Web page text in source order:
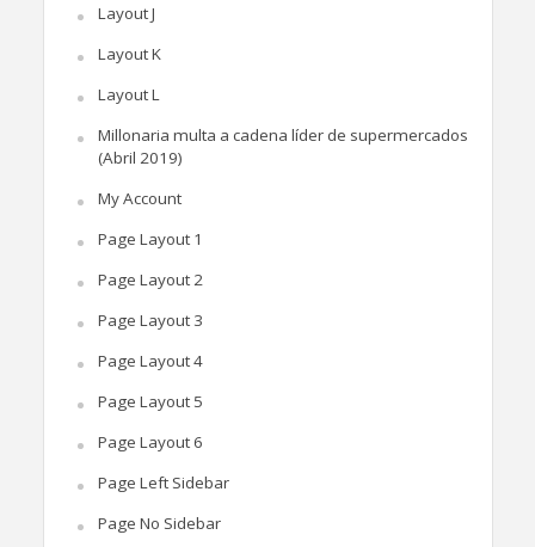
Layout J
Layout K
Layout L
Millonaria multa a cadena líder de supermercados
(Abril 2019)
My Account
Page Layout 1
Page Layout 2
Page Layout 3
Page Layout 4
Page Layout 5
Page Layout 6
Page Left Sidebar
Page No Sidebar